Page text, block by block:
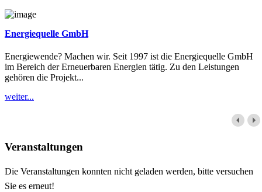
Energiequelle GmbH
Energiewende? Machen wir. Seit 1997 ist die Energiequelle GmbH
im Bereich der Erneuerbaren Energien tätig. Zu den Leistungen
gehören die Projekt...
weiter...
Veranstaltungen
Die Veranstaltungen konnten nicht geladen werden, bitte versuchen
Sie es erneut!